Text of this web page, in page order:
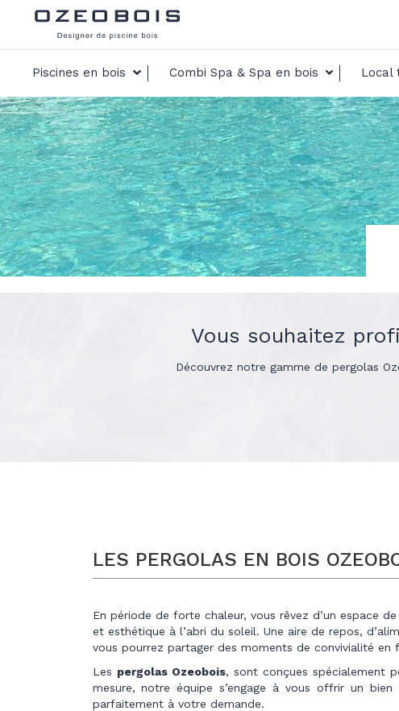
Piscines en bois Combi Spa & Spa en bois Local
Vous souhaitez
Découvrez notre gamme de pergolas
LES PERGOLAS EN BOIS
En période de forte chaleur, vous rêvez d’un espace
et esthétique à l’abri du soleil. Une aire de repos,
vous pourrez partager des moments de convivialité en
Les pergolas Ozeobois, sont conçues spécialement
mesure, notre équipe s’engage à vous offrir un bien
parfaitement à votre demande.